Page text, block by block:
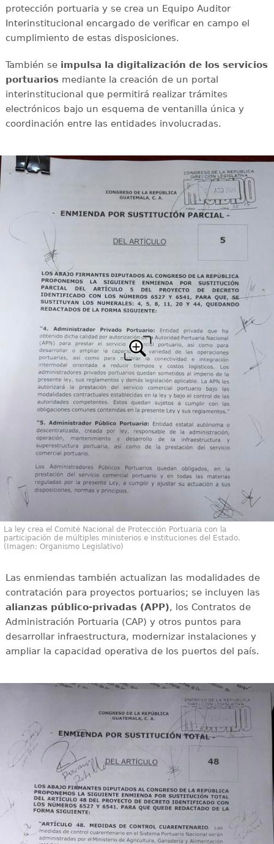
protección portuaria y se crea un Equipo Auditor
Interinstitucional encargado de verificar en campo el
cumplimiento de estas disposiciones.
También se impulsa la digitalización de los servicios
portuariosmediante la creación de un portal
interinstitucional que permitirá realizar trámites
electrónicos bajo un esquema de ventanilla única y
coordinación entre las entidades involucradas.
La ley crea el Comité Nacional de Protección Portuaria con la
participación de múltiples ministerios e instituciones del Estado.
(Imagen: Organismo Legislativo)
Las enmiendas también actualizan las modalidades de
contratación para proyectos portuarios; se incluyen las
alianzas público-privadas (APP), los Contratos de
Administración Portuaria (CAP) y otros puntos para
desarrollar infraestructura, modernizar instalaciones y
ampliar la capacidad operativa de los puertos del país.